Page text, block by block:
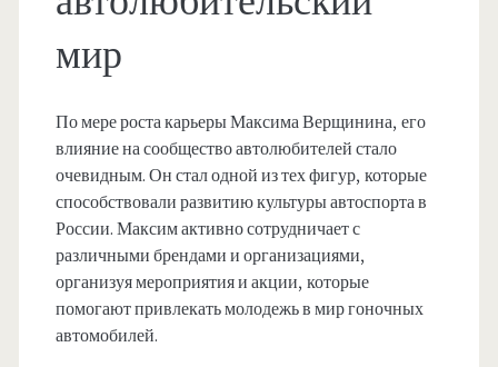
мир
По мере роста карьеры Максима Верщинина, его
влияние на сообщество автолюбителей стало
очевидным. Он стал одной из тех фигур, которые
способствовали развитию культуры автоспорта в
России. Максим активно сотрудничает с
различными брендами и организациями,
организуя мероприятия и акции, которые
помогают привлекать молодежь в мир гоночных
автомобилей.